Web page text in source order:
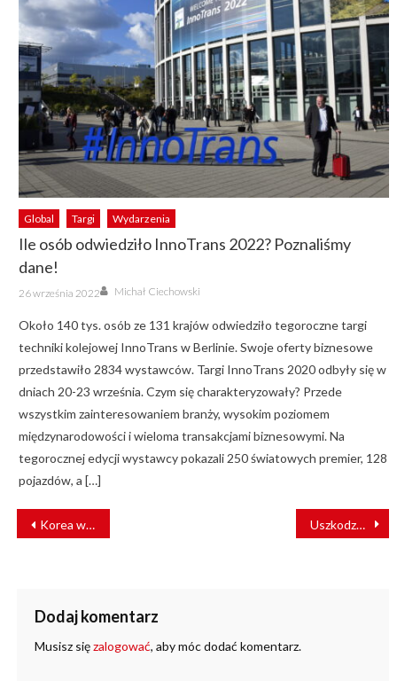
Global Targi Wydarzenia
Ile osób odwiedziło InnoTrans 2022? Poznaliśmy
dane!
Posted
on
26 września 2022 Author
Michał Ciechowski
Około 140 tys. osób ze 131 krajów odwiedziło tegoroczne targi
techniki kolejowej InnoTrans w Berlinie. Swoje oferty biznesowe
przedstawiło 2834 wystawców. Targi InnoTrans 2020 odbyły się w
dniach 20-23 września. Czym się charakteryzowały? Przede
wszystkim zainteresowaniem branży, wysokim poziomem
międzynarodowości i wieloma transakcjami biznesowymi. Na
tegorocznej edycji wystawcy pokazali 250 światowych premier, 128
pojazdów, a […]
NAWIGACJA
WPISU
Korea wesprze budowę KDP? Uszkodzona sieć trakcyjna w Gdańsku
Dodaj komentarz
Musisz sięzalogować, aby móc dodać komentarz.